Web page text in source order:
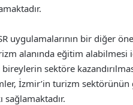
uygulamalarının bir diğer
alanında eğitim alabilmesi
sektöre
İzmir’in turizm sektörünün